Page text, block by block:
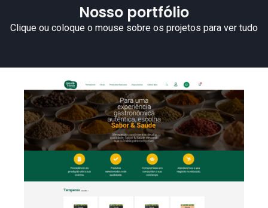
Nosso portfólio
Clique ou coloque o mouse sobre os projetos para ver tudo